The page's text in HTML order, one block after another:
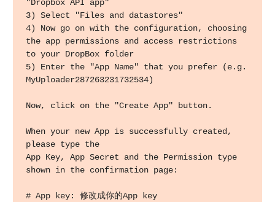
"Dropbox API app"
3) Select "Files and datastores"
4) Now go on with the configuration, choosing
the app permissions and access restrictions
to your DropBox folder
5) Enter the "App Name" that you prefer (e.g.
MyUploader287263231732534)
Now, click on the "Create App" button.
When your new App is successfully created,
please type the
App Key, App Secret and the Permission type
shown in the confirmation page:
# App key: 修改成你的App key